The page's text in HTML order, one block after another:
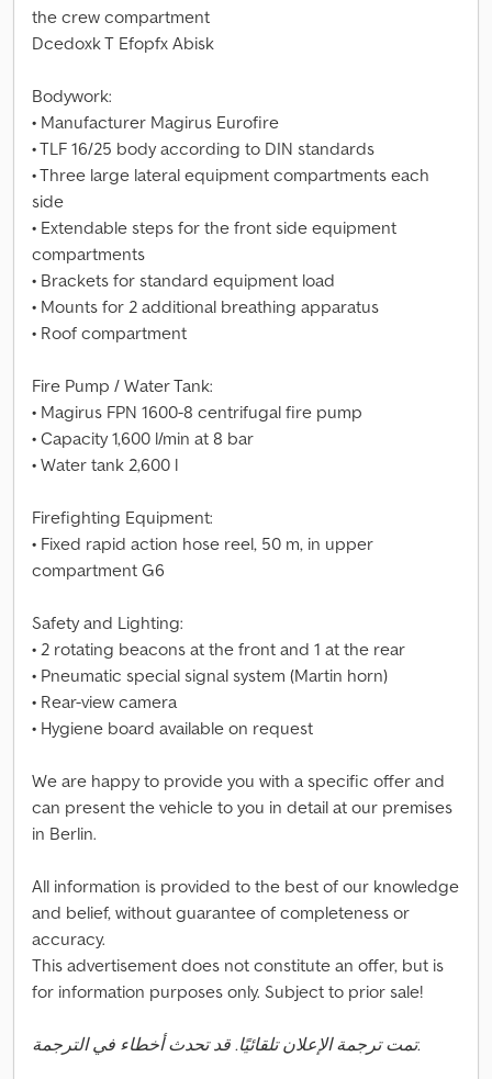
the crew compartment
Dcedoxk T Efopfx Abisk
Bodywork:
• Manufacturer Magirus Eurofire
• TLF 16/25 body according to DIN standards
• Three large lateral equipment compartments each
side
• Extendable steps for the front side equipment
compartments
• Brackets for standard equipment load
• Mounts for 2 additional breathing apparatus
• Roof compartment
Fire Pump / Water Tank:
• Magirus FPN 1600-8 centrifugal fire pump
• Capacity 1,600 l/min at 8 bar
• Water tank 2,600 l
Firefighting Equipment:
• Fixed rapid action hose reel, 50 m, in upper
compartment G6
Safety and Lighting:
• 2 rotating beacons at the front and 1 at the rear
• Pneumatic special signal system (Martin horn)
• Rear-view camera
• Hygiene board available on request
We are happy to provide you with a specific offer and
can present the vehicle to you in detail at our premises
in Berlin.
All information is provided to the best of our knowledge
and belief, without guarantee of completeness or
accuracy.
This advertisement does not constitute an offer, but is
for information purposes only. Subject to prior sale!
تمت ترجمة الإعلان تلقائيًا. قد تحدث أخطاء في الترجمة.